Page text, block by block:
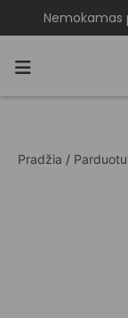
Nemokamas
Pradžia /